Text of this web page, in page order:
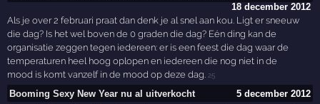
18 december 2012
Als je over 2 februari praat dan denk je al snel aan kou. Ligt er sneeuw
die dag? Is het wel boven de 0 graden die dag? Eén ding kan de
organisatie zeggen tegen iedereen: er is een feest die dag waar de
temperaturen heel hoog oplopen en iedereen die nog niet in de
mood is komt vanzelf in de mood op deze dag.25
Booming Sexy New Year nu al uitverkocht
5 december 2012